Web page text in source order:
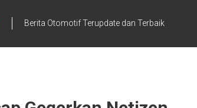
Berita Otomotif Terupdate dan Terbaik